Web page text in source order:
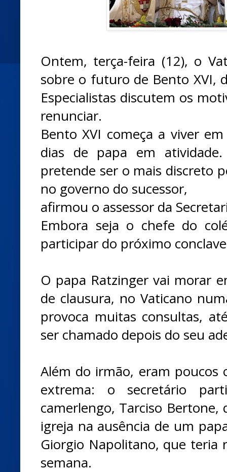
Ontem, terça-feira (12), o
sobre o futuro de Bento XVI,
Especialistas discutem os
renunciar.
Bento XVI começa a viver
dias de papa em
pretende ser o mais discreto
no governo do sucessor,
afirmou o assessor da
Embora seja o chefe do
participar do próximo
O papa Ratzinger vai morar
de clausura, no Vaticano
provoca muitas consultas,
ser chamado depois do seu
Além do irmão, eram poucos
extrema: o secretário
camerlengo, Tarciso Bertone,
igreja na ausência de um
Giorgio Napolitano, que teria
semana.